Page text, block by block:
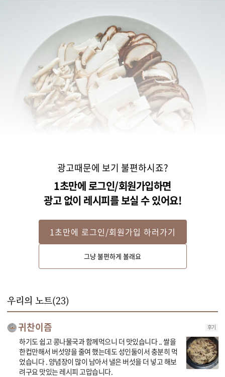
새송이버섯과 표고버섯은 납작하게 썰고 느타리버섯은 잘게 찢어주세요.
광고때문에 보기 불편하시죠?
1초만에 로그인/회원가입하면
광고 없이 레시피를 보실 수 있어요!
1초만에 로그인/회원가입 하러가기
그냥 불편하게 볼래요
우리의 노트(23)
귀찬이즘 후기
하기도 쉽고 콩나물국과 함께먹으니 더 맛있습니다 .. 쌀을
한컵만해서 버섯양을 줄여 했는데도 성인둘이서 충분히 먹
었습니다 . 양념장이 많이 남아서 낼은 버섯을 더 넣고 해보
려구요 맛있는 레시피 고맙습니다.